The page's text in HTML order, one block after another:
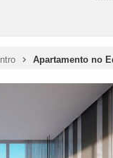
Apartamento no